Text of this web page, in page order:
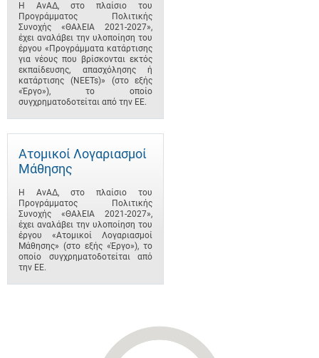
Η ΑνΑΔ, στο πλαίσιο του
Προγράμματος Πολιτικής
Συνοχής «ΘΑλΕΙΑ 2021-2027»,
έχει αναλάβει την υλοποίηση του
έργου «Προγράμματα κατάρτισης
για νέους που βρίσκονται εκτός
εκπαίδευσης, απασχόλησης ή
κατάρτισης (NEETs)» (στο εξής
«Έργο»), το οποίο
συγχρηματοδοτείται από την ΕΕ.
Ατομικοί Λογαριασμοί
Μάθησης
Η ΑνΑΔ, στο πλαίσιο του
Προγράμματος Πολιτικής
Συνοχής «ΘΑλΕΙΑ 2021-2027»,
έχει αναλάβει την υλοποίηση του
έργου «Ατομικοί Λογαριασμοί
Μάθησης» (στο εξής «Έργο»), το
οποίο συγχρηματοδοτείται από
την ΕΕ.